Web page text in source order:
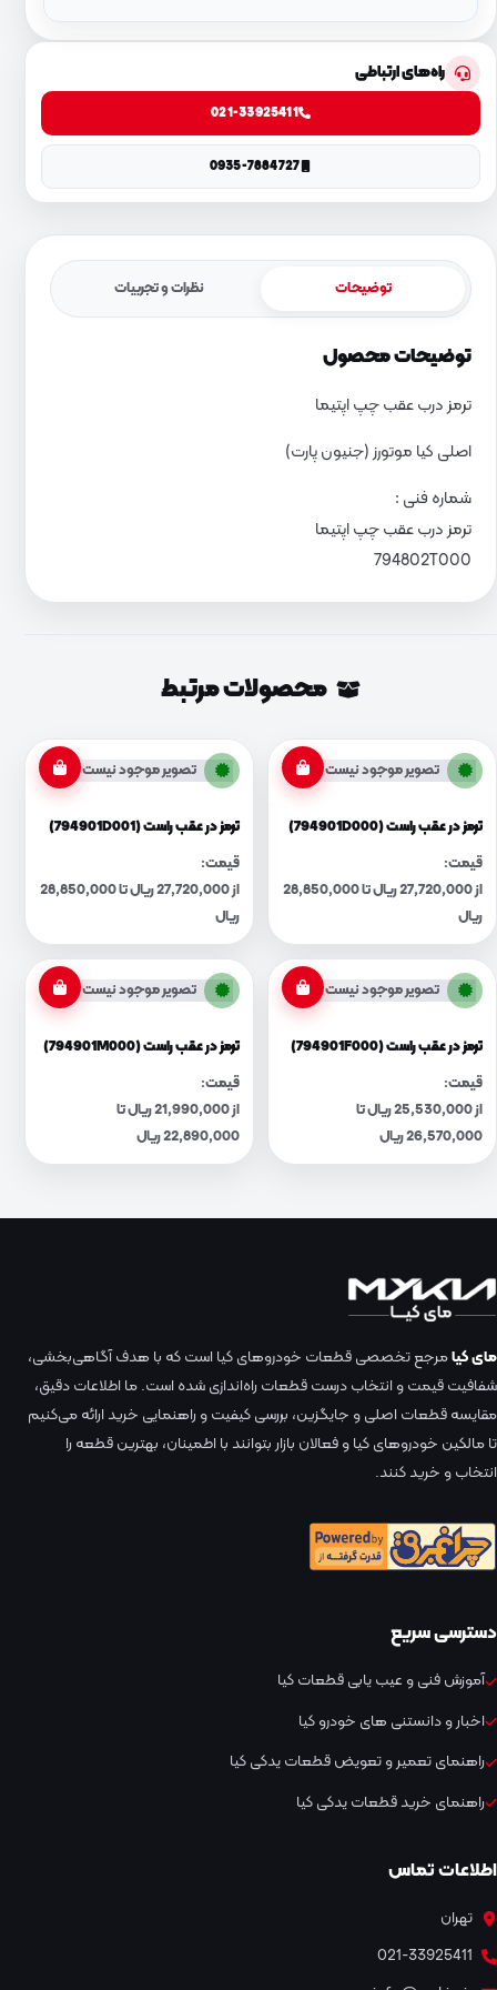
راه‌های ارتباطی
021-33925411
0935-7884727
توضیحات نظرات و تجربیات
توضیحات محصول
ترمز درب عقب چپ اپتیما
اصلی کیا موتورز (جنیون پارت)
شماره فنی :
ترمز درب عقب چپ اپتیما
794802T000
محصولات مرتبط
تصویر موجود نیست
ترمز در عقب راست (794901D000)
قیمت:
از 27,720,000 ریال تا 28,850,000
ریال
تصویر موجود نیست
ترمز در عقب راست (794901D001)
قیمت:
از 27,720,000 ریال تا 28,850,000
ریال
تصویر موجود نیست
ترمز در عقب راست (794901F000)
قیمت:
از 25,530,000 ریال تا
26,570,000 ریال
تصویر موجود نیست
ترمز در عقب راست (794901M000)
قیمت:
از 21,990,000 ریال تا
22,890,000 ریال
مای کیامرجع تخصصی قطعات خودروهای کیا است که با هدف آگاهی‌بخشی،
شفافیت قیمت و انتخاب درست قطعات راه‌اندازی شده است. ما اطلاعات دقیق،
مقایسه قطعات اصلی و جایگزین، بررسی کیفیت و راهنمایی خرید ارائه می‌کنیم
تا مالکین خودروهای کیا و فعالان بازار بتوانند با اطمینان، بهترین قطعه را
انتخاب و خرید کنند.
دسترسی سریع
آموزش فنی و عیب یابی قطعات کیا
اخبار و دانستنی های خودرو کیا
راهنمای تعمیر و تعویض قطعات یدکی کیا
راهنمای خرید قطعات یدکی کیا
اطلاعات تماس
تهران
021-33925411